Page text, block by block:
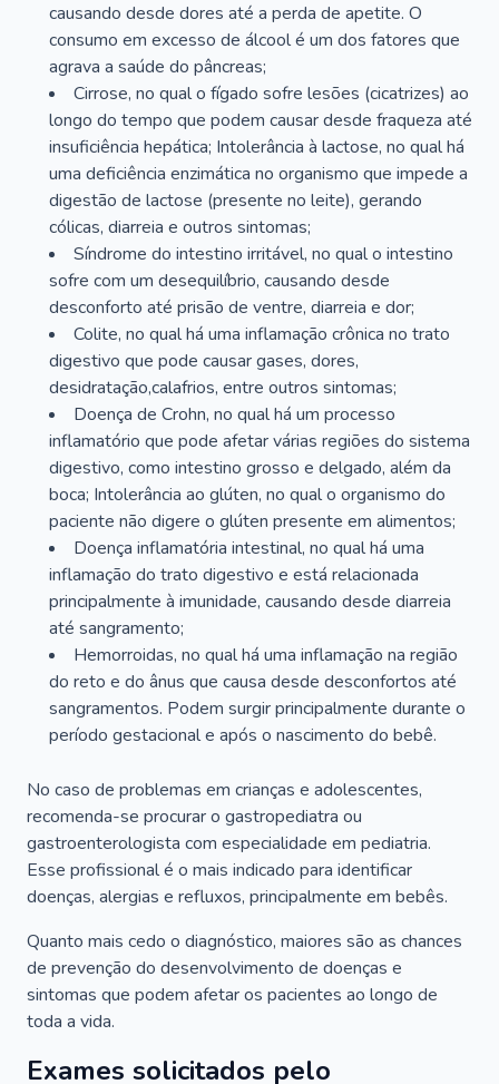
causando desde dores até a perda de apetite. O
consumo em excesso de álcool é um dos fatores que
agrava a saúde do pâncreas;
Cirrose, no qual o fígado sofre lesões (cicatrizes) ao
longo do tempo que podem causar desde fraqueza até
insuficiência hepática; Intolerância à lactose, no qual há
uma deficiência enzimática no organismo que impede a
digestão de lactose (presente no leite), gerando
cólicas, diarreia e outros sintomas;
Síndrome do intestino irritável, no qual o intestino
sofre com um desequilíbrio, causando desde
desconforto até prisão de ventre, diarreia e dor;
Colite, no qual há uma inflamação crônica no trato
digestivo que pode causar gases, dores,
desidratação,calafrios, entre outros sintomas;
Doença de Crohn, no qual há um processo
inflamatório que pode afetar várias regiões do sistema
digestivo, como intestino grosso e delgado, além da
boca; Intolerância ao glúten, no qual o organismo do
paciente não digere o glúten presente em alimentos;
Doença inflamatória intestinal, no qual há uma
inflamação do trato digestivo e está relacionada
principalmente à imunidade, causando desde diarreia
até sangramento;
Hemorroidas, no qual há uma inflamação na região
do reto e do ânus que causa desde desconfortos até
sangramentos. Podem surgir principalmente durante o
período gestacional e após o nascimento do bebê.
No caso de problemas em crianças e adolescentes,
recomenda-se procurar o gastropediatra ou
gastroenterologista com especialidade em pediatria.
Esse profissional é o mais indicado para identificar
doenças, alergias e refluxos, principalmente em bebês.
Quanto mais cedo o diagnóstico, maiores são as chances
de prevenção do desenvolvimento de doenças e
sintomas que podem afetar os pacientes ao longo de
toda a vida.
Exames solicitados pelo